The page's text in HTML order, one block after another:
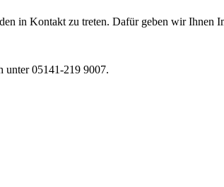
in Kontakt zu treten. Dafür geben wir Ihnen
unter 05141-219 9007.